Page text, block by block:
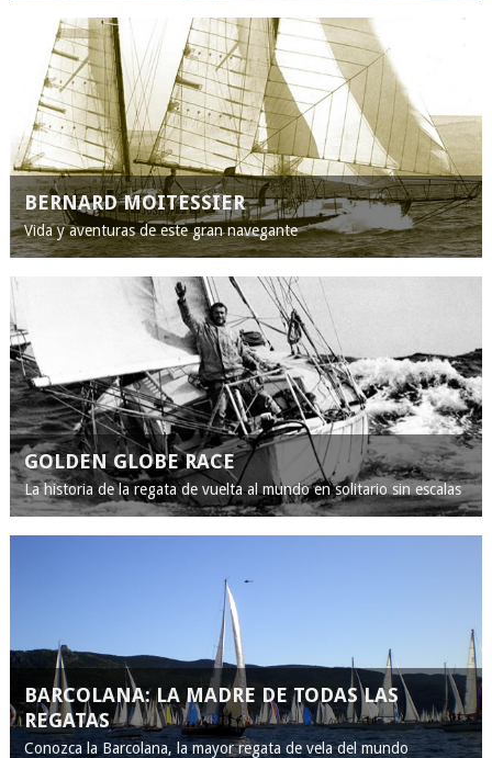
BERNARD MOITESSIER
Vida y aventuras de este gran navegante
GOLDEN GLOBE RACE
La historia de la regata de vuelta al mundo en solitario sin escalas
BARCOLANA: LA MADRE DE TODAS LAS
REGATAS
Conozca la Barcolana, la mayor regata de vela del mundo